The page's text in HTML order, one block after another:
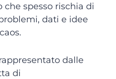
spesso rischia di
dati e idee
dalle
di